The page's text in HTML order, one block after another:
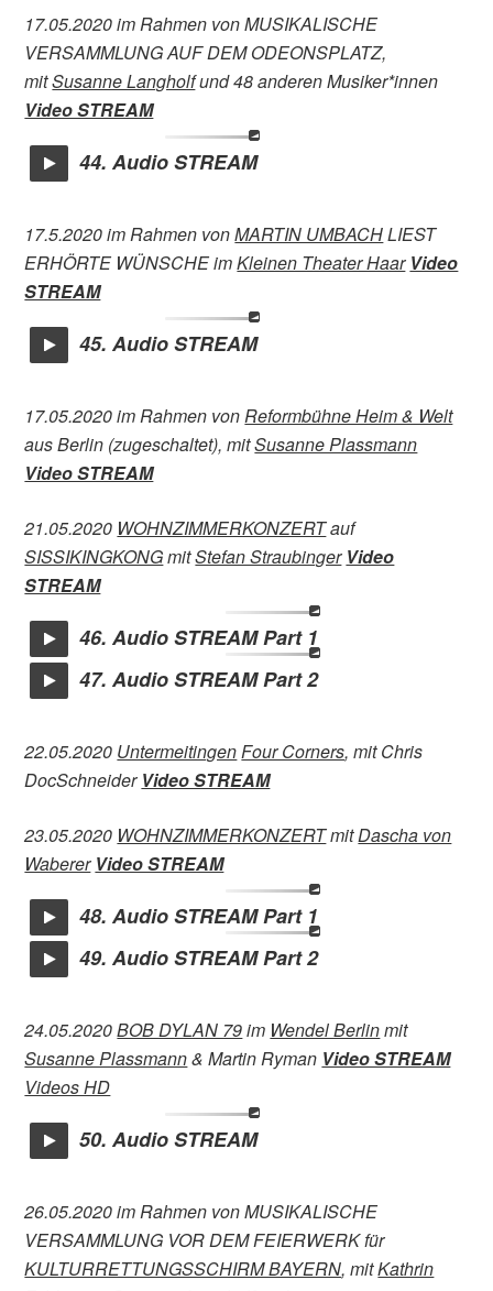
17.05.2020 im Rahmen von MUSIKALISCHE
VERSAMMLUNG AUF DEM ODEONSPLATZ,
mitSusanne Langholfund 48 anderen Musiker*innen
Video STREAM
44. Audio STREAM
17.5.2020 im Rahmen vonMARTIN UMBACHLIEST
ERHÖRTE WÜNSCHE imKleinen Theater Haar Video
STREAM
45. Audio STREAM
17.05.2020 im Rahmen vonReformbühne Heim & Welt
aus Berlin (zugeschaltet), mitSusanne Plassmann
Video STREAM
21.05.2020 WOHNZIMMERKONZERTauf
SISSIKINGKONGmitStefan Straubinger Video
STREAM
46. Audio STREAM Part 1
47. Audio STREAM Part 2
22.05.2020 UntermeitingenFour Corners, mit Chris
DocSchneider Video STREAM
23.05.2020 WOHNZIMMERKONZERTmitDascha von
Waberer Video STREAM
48. Audio STREAM Part 1
49. Audio STREAM Part 2
24.05.2020BOB DYLAN 79im Wendel Berlinmit
Susanne Plassmann& Martin Ryman Video STREAM
Videos HD
50. Audio STREAM
26.05.2020 im Rahmen von MUSIKALISCHE
VERSAMMLUNG VOR DEM FEIERWERK für
KULTURRETTUNGSSCHIRM BAYERN, mitKathrin